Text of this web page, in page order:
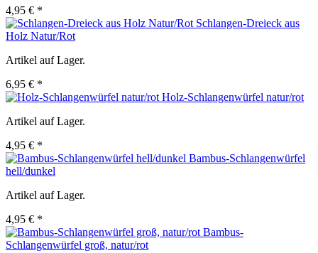
4,95 € *
Schlangen-Dreieck aus
Holz Natur/Rot
Artikel auf Lager.
6,95 € *
Holz-Schlangenwürfel natur/rot
Artikel auf Lager.
4,95 € *
Bambus-Schlangenwürfel
hell/dunkel
Artikel auf Lager.
4,95 € *
Bambus-
Schlangenwürfel groß, natur/rot